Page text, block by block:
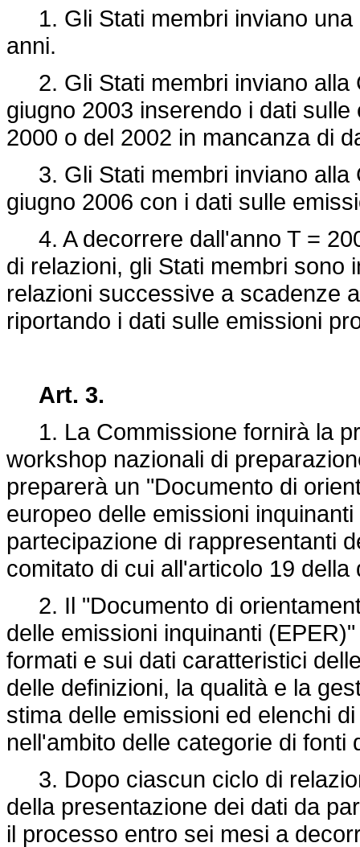
1. Gli Stati membri inviano una
anni.
2. Gli Stati membri inviano alla
giugno 2003 inserendo i dati
2000 o del 2002 in mancanza di
3. Gli Stati membri inviano alla
giugno 2006 con i dati sulle
4. A decorrere dall'anno T =
di relazioni, gli Stati membri sono
relazioni successive a scadenze
riportando i dati sulle emissioni
Art. 3.
1. La Commissione fornirà la
workshop nazionali di
preparerà un "Documento di
europeo delle emissioni
partecipazione di rappresentanti
comitato di cui all'articolo 19 della
2. Il "Documento di
delle emissioni inquinanti
formati e sui dati caratteristici
delle definizioni, la qualità e la
stima delle emissioni ed elenchi
nell'ambito delle categorie di fonti
3. Dopo ciascun ciclo di
della presentazione dei dati da
il processo entro sei mesi a